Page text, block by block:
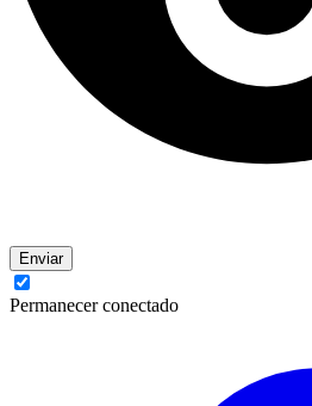
Enviar
Permanecer conectado